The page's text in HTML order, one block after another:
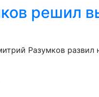
решил
Разумков развил